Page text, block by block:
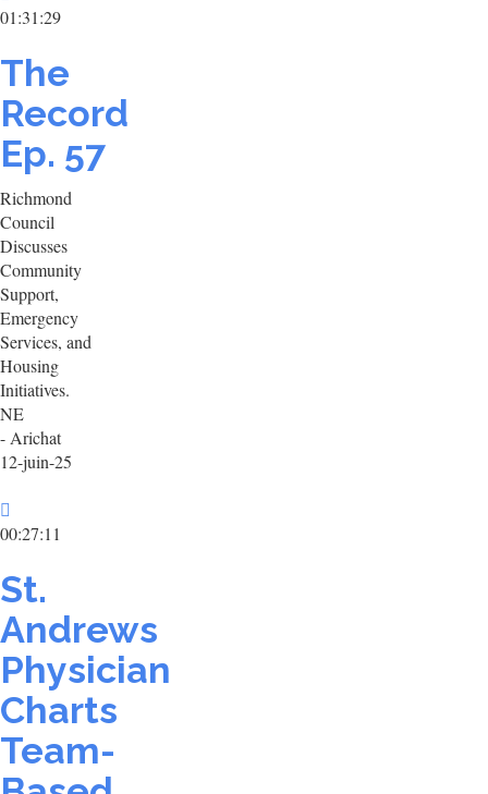
01:31:29
The
Record
Ep. 57
Richmond
Council
Discusses
Community
Support,
Emergency
Services, and
Housing
Initiatives.
NE
- Arichat
12-juin-25
00:27:11
St.
Andrews
Physician
Charts
Team-